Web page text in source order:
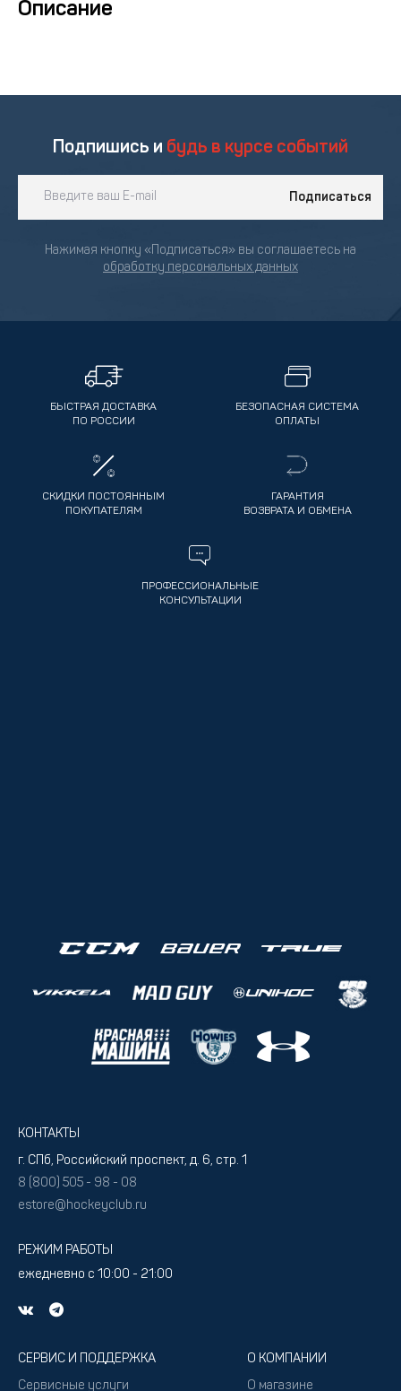
Описание
Подпишись и будь в курсе событий
Подписаться
Нажимая кнопку «Подписаться» вы соглашаетесь на
обработку персональных данных
БЫСТРАЯ ДОСТАВКА
ПО РОССИИ
БЕЗОПАСНАЯ СИСТЕМА
ОПЛАТЫ
СКИДКИ ПОСТОЯННЫМ
ПОКУПАТЕЛЯМ
ГАРАНТИЯ
ВОЗВРАТА И ОБМЕНА
ПРОФЕССИОНАЛЬНЫЕ
КОНСУЛЬТАЦИИ
КОНТАКТЫ
г. СПб, Российский проспект, д. 6, стр. 1
8 (800) 505 - 98 - 08
estore@hockeyclub.ru
РЕЖИМ РАБОТЫ
ежедневно с 10:00 - 21:00
СЕРВИС И ПОДДЕРЖКА
Сервисные услуги
О КОМПАНИИ
О магазине